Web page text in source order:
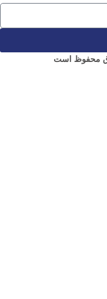
محفوظ است